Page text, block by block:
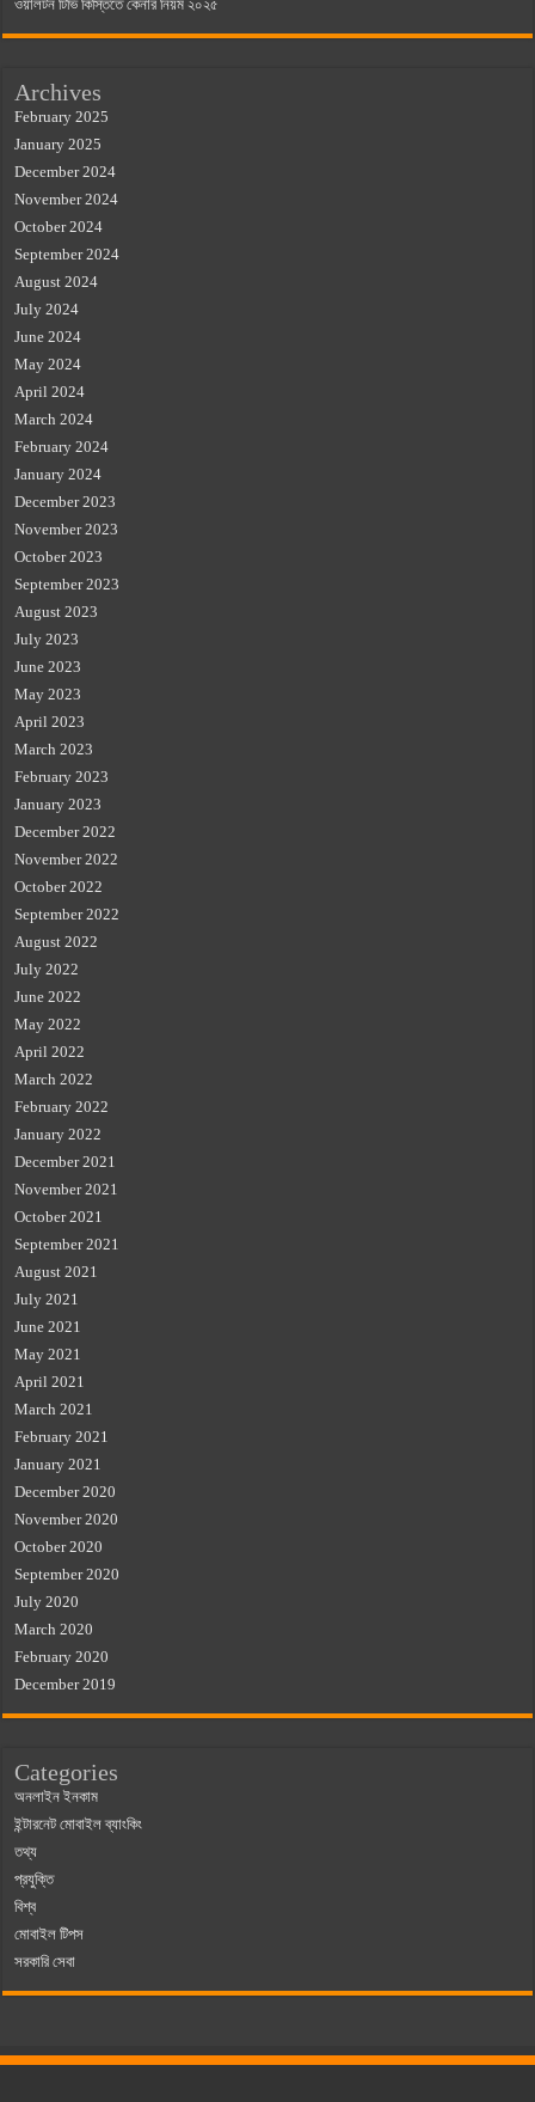
ওয়ালটন টিভি কিস্তিতে কেনার নিয়ম ২০২৫
Archives
February 2025
January 2025
December 2024
November 2024
October 2024
September 2024
August 2024
July 2024
June 2024
May 2024
April 2024
March 2024
February 2024
January 2024
December 2023
November 2023
October 2023
September 2023
August 2023
July 2023
June 2023
May 2023
April 2023
March 2023
February 2023
January 2023
December 2022
November 2022
October 2022
September 2022
August 2022
July 2022
June 2022
May 2022
April 2022
March 2022
February 2022
January 2022
December 2021
November 2021
October 2021
September 2021
August 2021
July 2021
June 2021
May 2021
April 2021
March 2021
February 2021
January 2021
December 2020
November 2020
October 2020
September 2020
July 2020
March 2020
February 2020
December 2019
Categories
অনলাইন ইনকাম
ইন্টারনেট মোবাইল ব্যাংকিং
তথ্য
প্রযুক্তি
বিশ্ব
মোবাইল টিপস
সরকারি সেবা